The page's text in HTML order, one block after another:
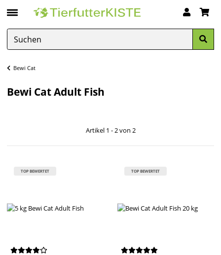
Bewi Cat
Bewi Cat Adult Fish
Artikel 1 - 2 von 2
TOP BEWERTET TOP BEWERTET